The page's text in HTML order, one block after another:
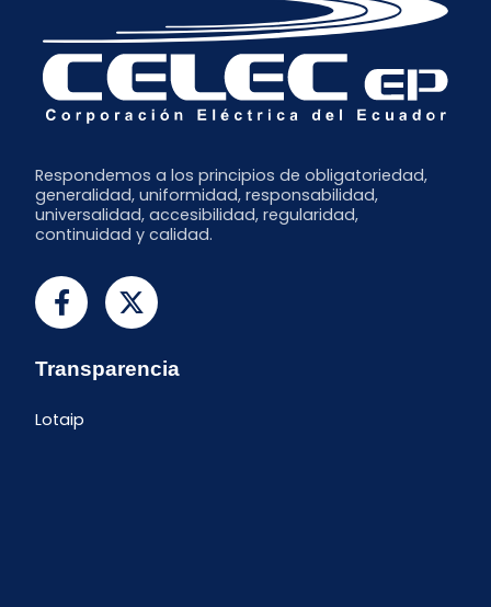
Respondemos a los principios de obligatoriedad,
generalidad, uniformidad, responsabilidad,
universalidad, accesibilidad, regularidad,
continuidad y calidad.
Transparencia
Lotaip